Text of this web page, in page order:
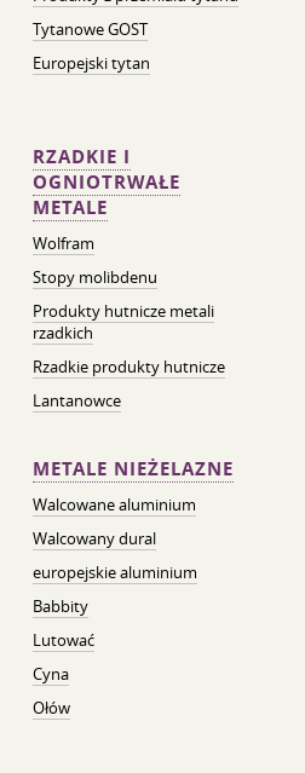
Tytanowe GOST
Europejski tytan
RZADKIE I
OGNIOTRWAŁE
METALE
Wolfram
Stopy molibdenu
Produkty hutnicze metali
rzadkich
Rzadkie produkty hutnicze
Lantanowce
METALE NIEŻELAZNE
Walcowane aluminium
Walcowany dural
europejskie aluminium
Babbity
Lutować
Cyna
Ołów